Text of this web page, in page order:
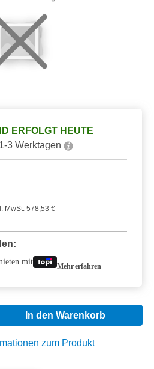
ERFOLGT HEUTE
3 Werktagen
MwSt: 578,53 €
mit Mehr erfahren
den gewünschten
In den Warenkorb
zum Produkt